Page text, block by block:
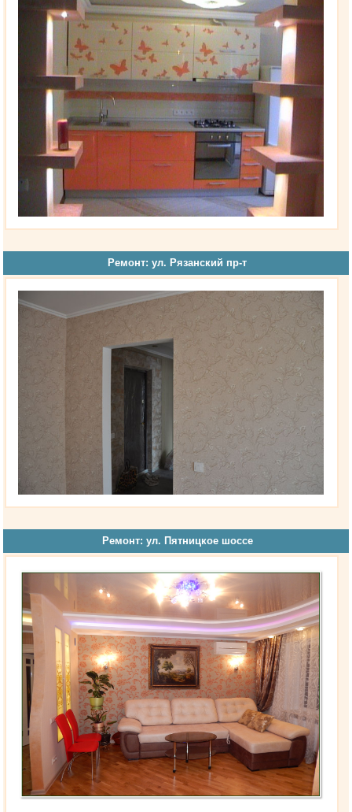
Ремонт: ул. Рязанский пр-т
Ремонт: ул. Пятницкое шоссе